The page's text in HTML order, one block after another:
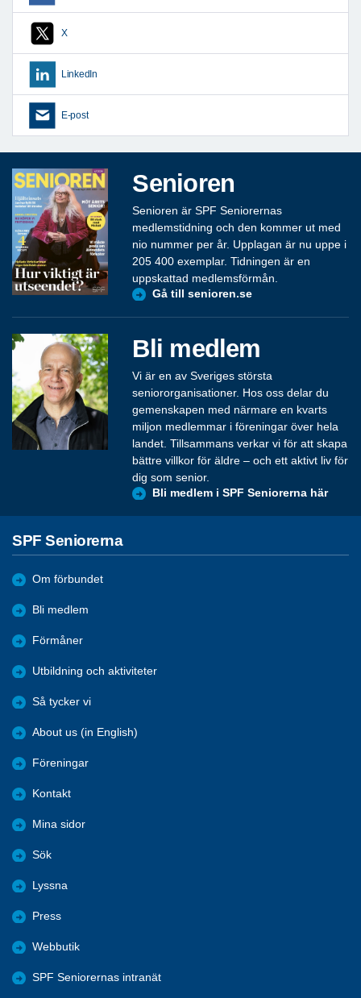
X
LinkedIn
E-post
Senioren
Senioren är SPF Seniorernas
medlemstidning och den kommer ut med
nio nummer per år. Upplagan är nu uppe i
205 400 exemplar. Tidningen är en
uppskattad medlemsförmån.
Gå till senioren.se
Bli medlem
Vi är en av Sveriges största
seniororganisationer. Hos oss delar du
gemenskapen med närmare en kvarts
miljon medlemmar i föreningar över hela
landet. Tillsammans verkar vi för att skapa
bättre villkor för äldre – och ett aktivt liv för
dig som senior.
Bli medlem i SPF Seniorerna här
SPF Seniorerna
Om förbundet
Bli medlem
Förmåner
Utbildning och aktiviteter
Så tycker vi
About us (in English)
Föreningar
Kontakt
Mina sidor
Sök
Lyssna
Press
Webbutik
SPF Seniorernas intranät